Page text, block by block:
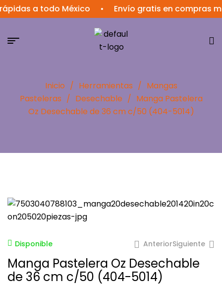
a todo México • Envío gratis en compras
Inicio / Herramientas / Mangas
Pasteleras / Desechable / Manga Pastelera
Oz Desechable de 36 cm c/50 (404-5014)
Disponible AnteriorSiguiente
Manga Pastelera Oz Desechable
de 36 cm c/50 (404-5014)